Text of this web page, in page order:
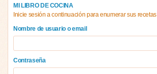
MI LIBRO DE COCINA
Inicie sesión a continuación para enumerar sus recetas
Nombre de usuario o email
Contraseña